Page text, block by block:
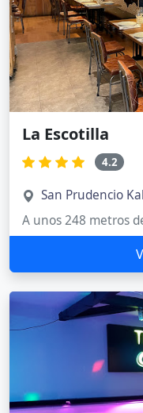
La Escotilla
4.2
San Prudencio
A unos 248 metros